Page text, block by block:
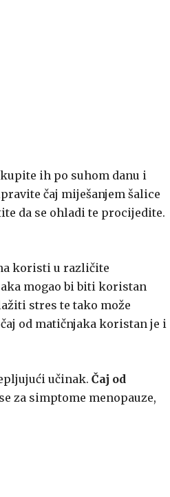
ih po suhom danu i
čaj miješanjem šalice
da se ohladi te procijedite.
koristi u različite
mogao bi biti koristan
stres te tako može
od matičnjaka koristan je i
učinak. Čaj od
za simptome menopauze,